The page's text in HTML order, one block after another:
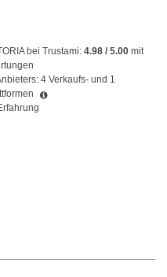
bei Trustami: 4.98 / 5.00mit
4 Verkaufs- und 1